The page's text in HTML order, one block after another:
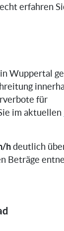
erfahren
Wuppertal
für
im aktuellen
h deutlich
Beträge